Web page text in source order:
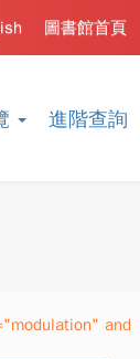
進階查詢
圖書館首頁
and